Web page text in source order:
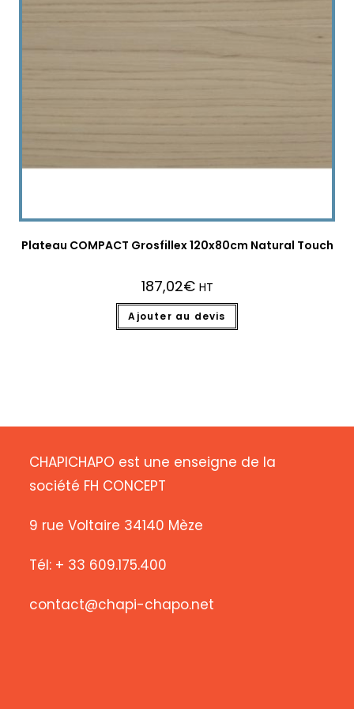
Plateau COMPACT Grosfillex 120x80cm Natural Touch
187,02€ HT
Ajouter au devis
CHAPICHAPO est une enseigne de la
société FH CONCEPT
9 rue Voltaire 34140 Mèze
Tél: + 33 609.175.400
contact@chapi-chapo.net